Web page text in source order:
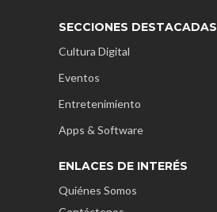
SECCIONES DESTACADAS
Cultura Digital
Eventos
Entretenimiento
Apps & Software
ENLACES DE INTERÉS
Quiénes Somos